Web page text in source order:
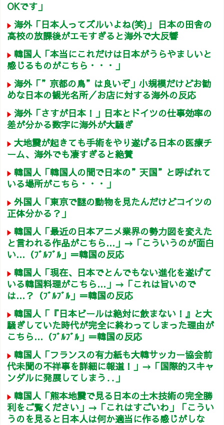
OKです」
海外「日本人ってズルいよね(笑)」 日本の田舎の
高校の放課後がエモすぎると海外で大反響
韓国人「本当にこれだけは日本がうらやましいと
感じるものがこちら・・・」
海外「”京都の鳥”は良いぞ」小規模だけどお勧
めな日本の観光名所／お店に対する海外の反応
海外「さすが日本！」日本とドイツの仕事効率の
差が分かる数字に海外が大騒ぎ
大地震が起きても手術をやり遂げる日本の医療チ
ーム、海外でも凄すぎると絶賛
韓国人「韓国人の間で日本の”天国”と呼ばれて
いる場所がこちら・・・」
外国人「東京で謎の動物を見たんだけどコイツの
正体分かる？」
韓国人「最近の日本アニメ業界の勢力図を変えた
と言われる作品がこちら…」→「こういうのが面白
い…（ﾌﾞﾙﾌﾞﾙ」＝韓国の反応
韓国人「現在、日本でとんでもない進化を遂げて
いる韓国料理がこちら…」→「これは旨いので
は…？（ﾌﾞﾙﾌﾞﾙ」＝韓国の反応
韓国人「『日本ビールは絶対に飲まない！』と大
騒ぎしていた時代が完全に終わってしまった理由が
こちら…（ﾌﾞﾙﾌﾞﾙ」＝韓国の反応
韓国人「フランスの有力紙も大韓サッカー協会前
代未聞の不祥事を詳細に報道！」→「国際的スキャ
ンダルに発展してしまう‥」
韓国人「熊本地震で見る日本の土木技術の完全勝
利をご覧ください」→「これはすごいわ」「こうい
うのを見ると日本人は何か適当に作る感じがしな